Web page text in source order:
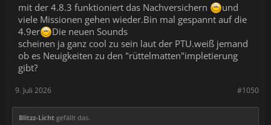
mit der 4.8.3 funktioniert das Nachversichern
und
viele Missionen gehen wieder.Bin mal gespannt auf die
4.9er
Die neuen Sounds
scheinen ja ganz cool zu sein laut der PTU.weiß jemand
ob es Neuigkeiten zu den "rüttelmatten"impletierung
gibt?
#1050
9. Juli 2026
Blitzz-Licht gefällt das.